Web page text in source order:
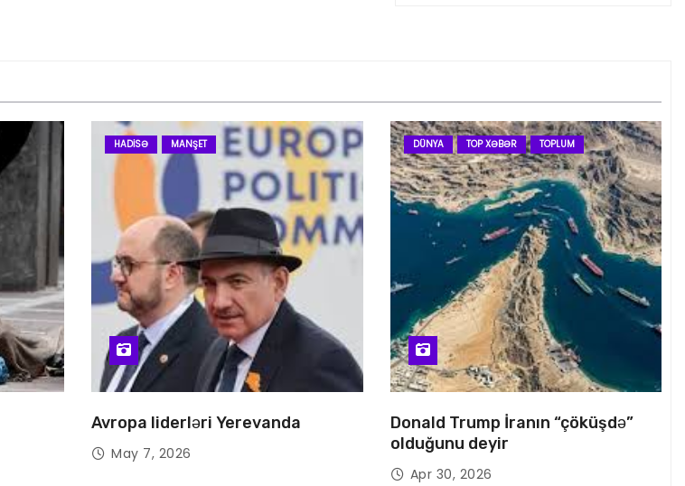
HADISƏ MANŞET
Avropa liderləri Yerevanda
May 7, 2026
DÜNYA TOP XƏBƏR TOPLUM
Donald Trump İranın “çöküşdə”
olduğunu deyir
Apr 30, 2026